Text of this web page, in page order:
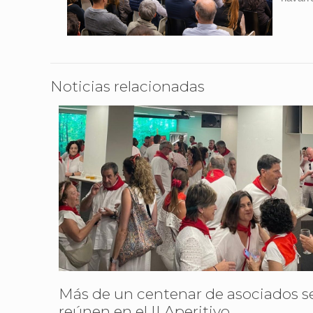
Noticias relacionadas
Más de un centenar de asociados